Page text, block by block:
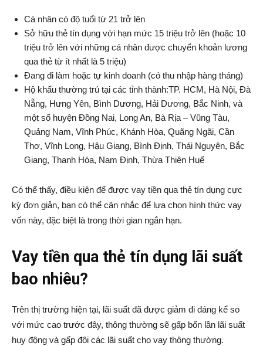
Cá nhân có độ tuổi từ 21 trở lên
Sở hữu thẻ tín dụng với hạn mức 15 triệu trở lên (hoặc 10
triệu trở lên với những cá nhân được chuyển khoản lương
qua thẻ từ ít nhất là 5 triệu)
Đang đi làm hoặc tự kinh doanh (có thu nhập hàng tháng)
Hộ khẩu thường trú tại các tỉnh thành:TP. HCM, Hà Nội, Đà
Nẵng, Hưng Yên, Bình Dương, Hải Dương, Bắc Ninh, và
một số huyện Đồng Nai, Long An, Bà Rịa – Vũng Tàu,
Quảng Nam, Vĩnh Phúc, Khánh Hòa, Quãng Ngãi, Cần
Thơ, Vĩnh Long, Hậu Giang, Bình Định, Thái Nguyên, Bắc
Giang, Thanh Hóa, Nam Định, Thừa Thiên Huế
Có thể thấy, điều kiện để được vay tiền qua thẻ tín dụng cực
kỳ đơn giản, bạn có thể cân nhắc để lựa chọn hình thức vay
vốn này, đặc biệt là trong thời gian ngắn hạn.
Vay tiền qua thẻ tín dụng lãi suất
bao nhiêu?
Trên thị trường hiện tại, lãi suất đã được giảm đi đáng kể so
với mức cao trước đây, thông thường sẽ gấp bốn lần lãi suất
huy động và gấp đôi các lãi suất cho vay thông thường.